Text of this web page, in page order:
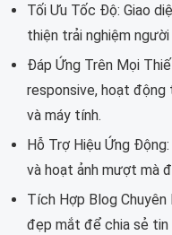
Tối Ưu Tốc Độ: Giao
thiện trải nghiệm người
Đáp Ứng Trên Mọi
responsive, hoạt
và máy tính.
Hỗ Trợ Hiệu Ứng
và hoạt ảnh mượt mà
Tích Hợp Blog
đẹp mắt để chia sẻ